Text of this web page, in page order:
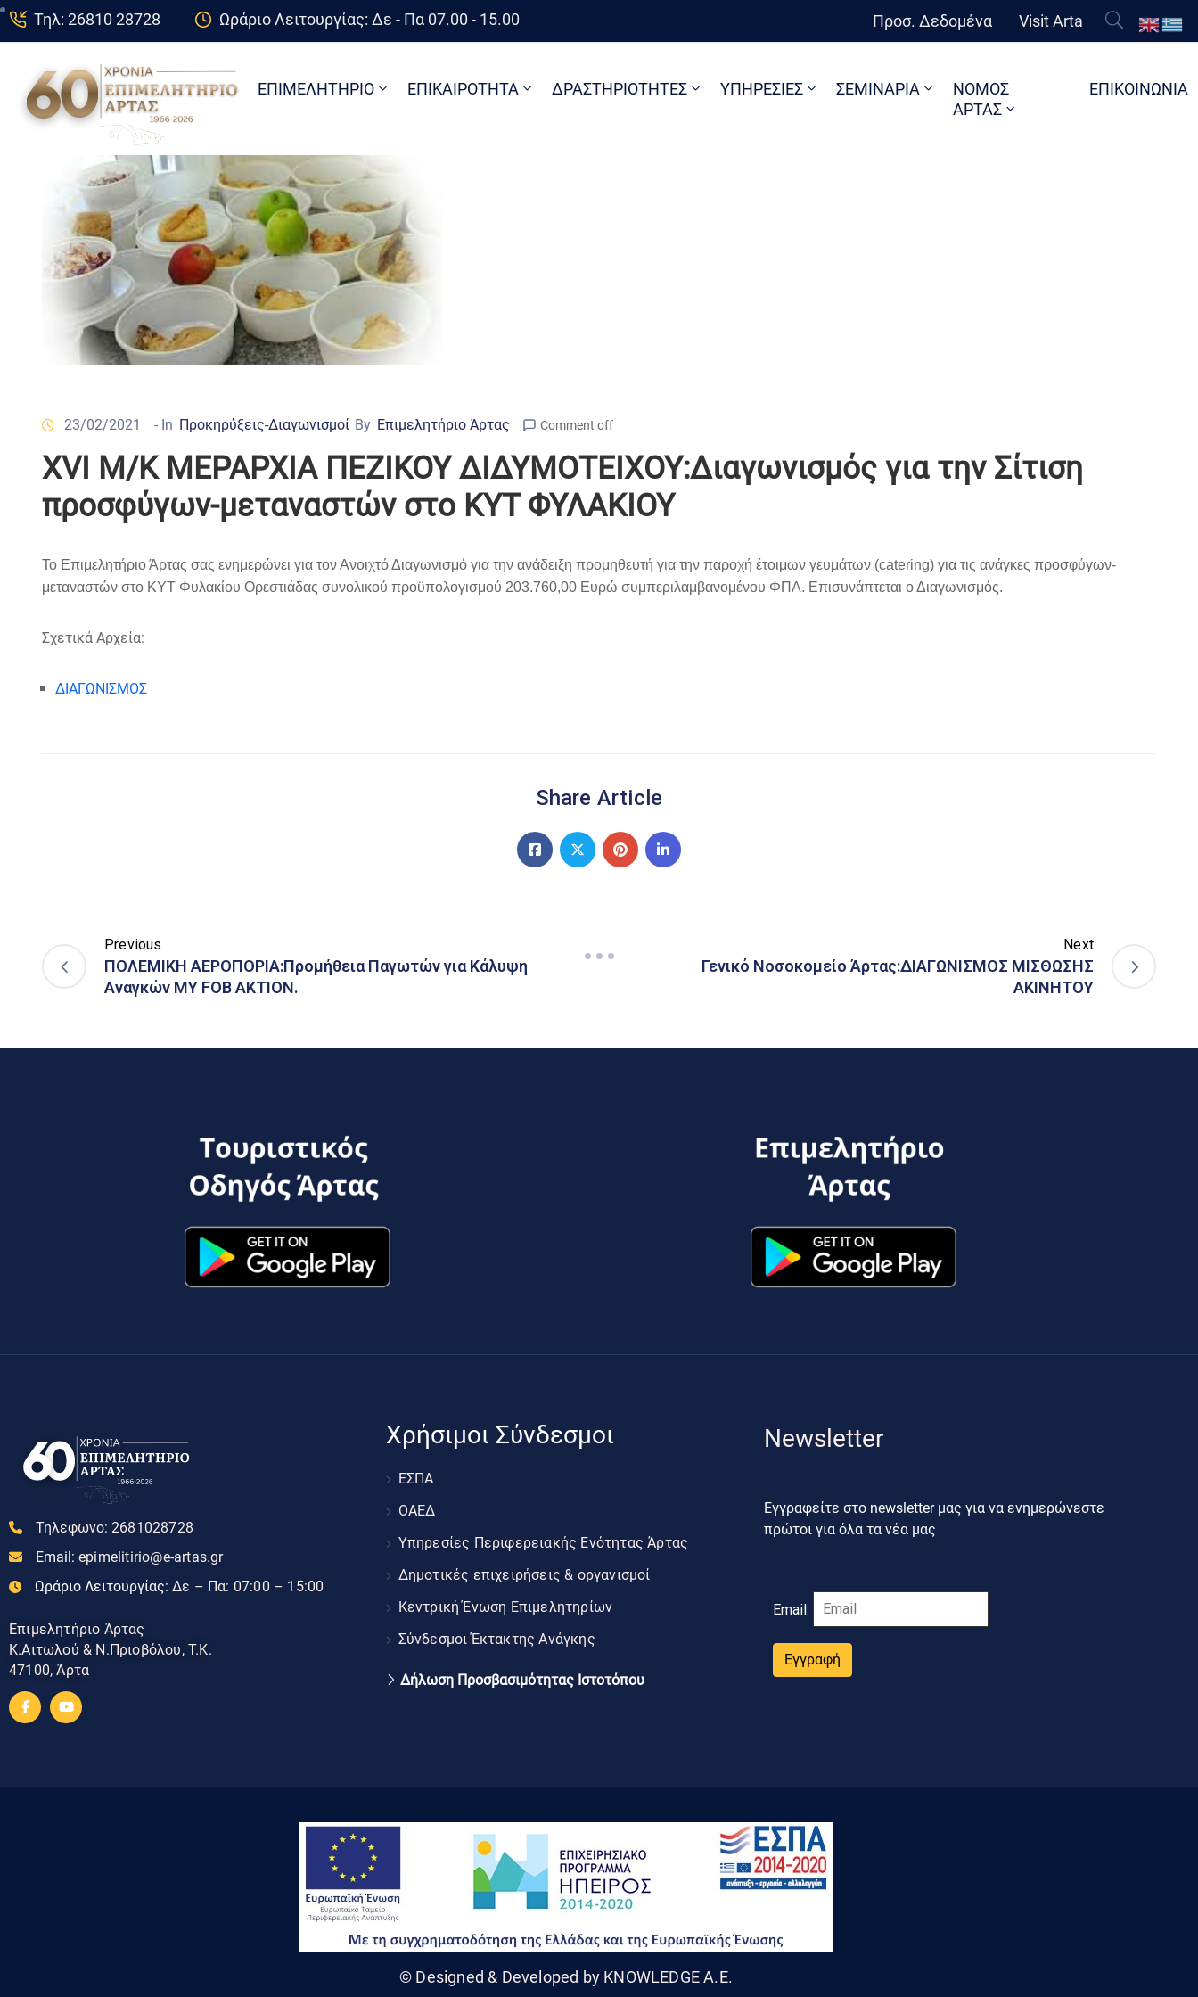
Τηλ: 26810 28728 Ωράριο Λειτουργίας: Δε - Πα 07.00 - 15.00 Προσ. Δεδομένα Visit Arta
ΕΠΙΜΕΛΗΤΗΡΙΟ ΕΠΙΚΑΙΡΟΤΗΤΑ ΔΡΑΣΤΗΡΙΟΤΗΤΕΣ ΥΠΗΡΕΣΙΕΣ ΣΕΜΙΝΑΡΙΑ
ΝΟΜΟΣ
ΑΡΤΑΣ
ΕΠΙΚΟΙΝΩΝΙΑ
23/02/2021 - In Προκηρύξεις-Διαγωνισμοί By Επιμελητήριο Άρτας Comment off
XVI Μ/Κ ΜΕΡΑΡΧΙΑ ΠΕΖΙΚΟΥ ΔΙΔΥΜΟΤΕΙΧΟΥ:Διαγωνισμός για την Σίτιση
προσφύγων-μεταναστών στο ΚΥΤ ΦΥΛΑΚΙΟΥ
Το Επιμελητήριο Άρτας σας ενημερώνει για τον Ανοιχτό Διαγωνισμό για την ανάδειξη προμηθευτή για την παροχή έτοιμων γευμάτων (catering) για τις ανάγκες προσφύγων-
μεταναστών στο ΚΥΤ Φυλακίου Ορεστιάδας συνολικού προϋπολογισμού 203.760,00 Ευρώ συμπεριλαμβανομένου ΦΠΑ. Επισυνάπτεται ο Διαγωνισμός.
Σχετικά Αρχεία:
ΔΙΑΓΩΝΙΣΜΟΣ
Share Article
Previous
ΠΟΛΕΜΙΚΗ ΑΕΡΟΠΟΡΙΑ:Προμήθεια Παγωτών για Κάλυψη
Αναγκών ΜΥ FOB AKTION.
Next
Γενικό Νοσοκομείο Άρτας:ΔΙΑΓΩΝΙΣΜΟΣ ΜΙΣΘΩΣΗΣ
ΑΚΙΝΗΤΟΥ
Τηλεφωνο: 2681028728
Email: epimelitirio@e-artas.gr
Ωράριο Λειτουργίας: Δε – Πα: 07:00 – 15:00
Επιμελητήριο Άρτας
Κ.Αιτωλού & Ν.Πριοβόλου, Τ.Κ.
47100, Άρτα
Χρήσιμοι Σύνδεσμοι
ΕΣΠΑ
ΟΑΕΔ
Υπηρεσίες Περιφερειακής Ενότητας Άρτας
Δημοτικές επιχειρήσεις & οργανισμοί
Κεντρική Ένωση Επιμελητηρίων
Σύνδεσμοι Έκτακτης Ανάγκης
Δήλωση Προσβασιμότητας Ιστοτόπου
Newsletter
Εγγραφείτε στο newsletter μας για να ενημερώνεστε
πρώτοι για όλα τα νέα μας
Email:
Εγγραφή
© Designed & Developed by KNOWLEDGE A.E.